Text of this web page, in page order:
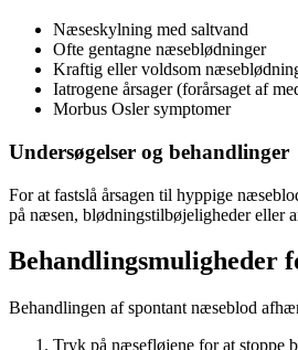
Næseskylning med saltvand
Ofte gentagne næseblødninger
Kraftig eller voldsom
Iatrogene årsager (forårsaget af
Morbus Osler symptomer
Undersøgelser og behandlinger
For at fastslå årsagen til hyppige
på næsen, blødningstilbøjeligheder eller
Behandlingsmuligheder
Behandlingen af spontant næseblod
Tryk på næsefløjene for at stoppe